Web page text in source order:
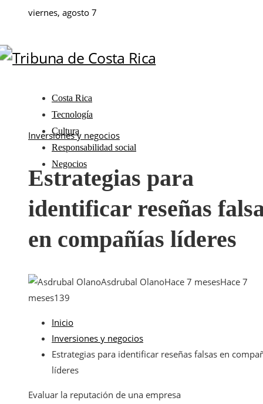
viernes, agosto 7
Costa Rica
Tecnología
Cultura
Responsabilidad social
Negocios
Inversiones y negocios
Estrategias para
identificar reseñas
en compañías líderes
Asdrubal OlanoHace 7 mesesHace 7
meses139
Inicio
Inversiones y negocios
Estrategias para identificar reseñas falsas en
líderes
Evaluar la reputación de una empresa